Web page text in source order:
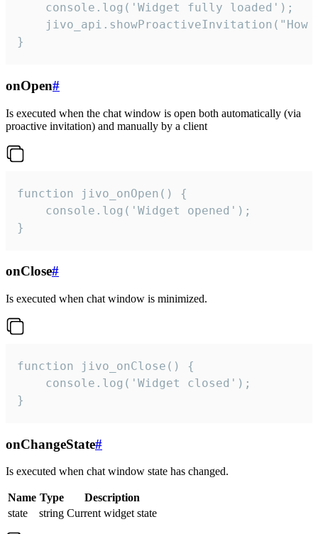
    console.log('Widget fully loaded');
jivo_api.showProactiveInvitation("How
}
onOpen#
Is executed when the chat window is open both automatically (via
proactive invitation) and manually by a client
function jivo_onOpen() {
    console.log('Widget opened');
}
onClose#
Is executed when chat window is minimized.
function jivo_onClose() {
    console.log('Widget closed');
}
onChangeState#
Is executed when chat window state has changed.
Name Type
Description
state
string Current widget state